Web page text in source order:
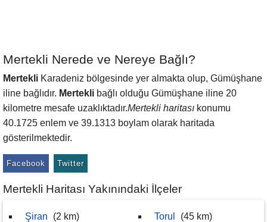
Mertekli Nerede ve Nereye Bağlı?
Mertekli Karadeniz bölgesinde yer almakta olup, Gümüşhane
iline bağlıdır. Mertekli bağlı olduğu Gümüşhane iline 20
kilometre mesafe uzaklıktadır.Mertekli haritası konumu
40.1725 enlem ve 39.1313 boylam olarak haritada
gösterilmektedir.
Facebook Twitter
Mertekli Haritası Yakınındaki İlçeler
Şiran (2 km) Torul (45 km)